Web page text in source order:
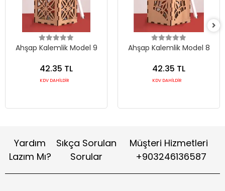
Ahşap Kalemlik Model 9
42.35 TL
KDV DAHİLDİR
Ahşap Kalemlik Model 8
42.35 TL
KDV DAHİLDİR
Yardım
Lazım Mı?
Sıkça Sorulan
Sorular
Müşteri Hizmetleri
+903246136587